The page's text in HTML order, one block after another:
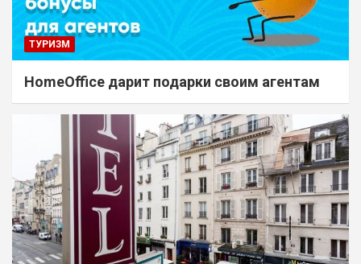
ТУРИЗМ
HomeOffice дарит подарки своим агентам